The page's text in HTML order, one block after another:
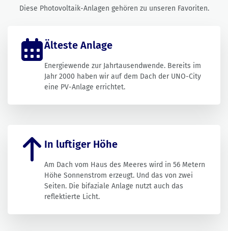
Diese Photovoltaik-Anlagen gehören zu unseren Favoriten.
Älteste Anlage
Energiewende zur Jahrtausendwende. Bereits im
Jahr 2000 haben wir auf dem Dach der UNO-City
eine PV-Anlage errichtet.
In luftiger Höhe
Am Dach vom Haus des Meeres wird in 56 Metern
Höhe Sonnenstrom erzeugt. Und das von zwei
Seiten. Die bifaziale Anlage nutzt auch das
reflektierte Licht.